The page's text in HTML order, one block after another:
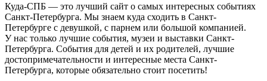
Куда-СПБ — это лучший сайт о самых интересных событиях
Санкт-Петербурга. Мы знаем куда сходить в Санкт-
Петербурге с девушкой, с парнем или большой компанией.
У нас только лучшие события, музеи и выставки Санкт-
Петербурга. События для детей и их родителей, лучшие
достопримечательности и интересные места Санкт-
Петербурга, которые обязательно стоит посетить!